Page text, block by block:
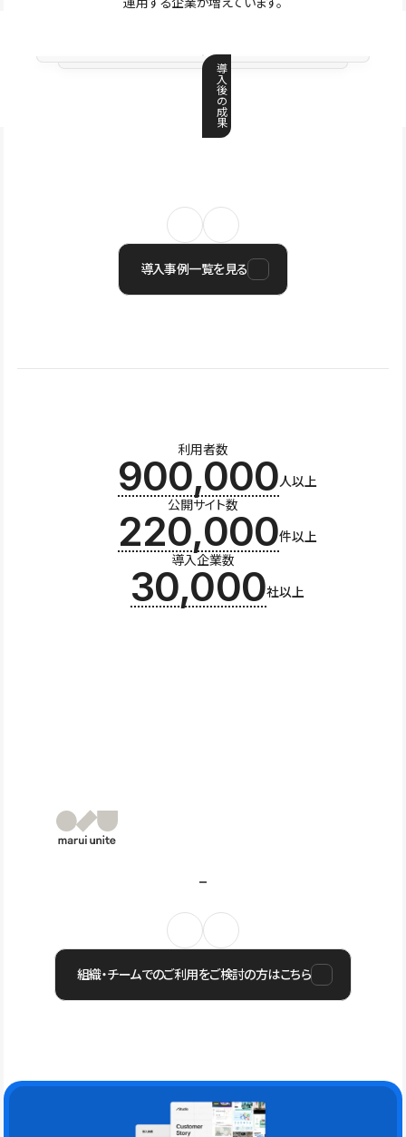
導
入
後
の
成
果
導入事例一覧を見る
利用者数
900,000人以上
公開サイト数
220,000件以上
導入企業数
30,000社以上
組織・チームでのご利用をご検討の方はこちら